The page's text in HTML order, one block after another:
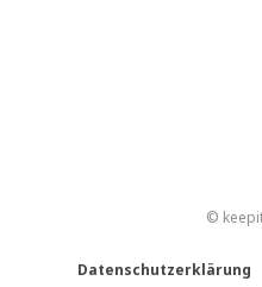
©
Datenschutzerklärung